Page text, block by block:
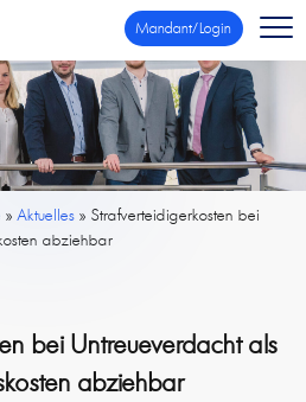
Mandant/Login
»Aktuelles »Strafverteidigerkosten bei
abziehbar
bei Untreueverdacht als
abziehbar